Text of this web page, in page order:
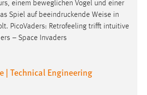
einem beweglichen Vogel und einer
Spiel auf beeindruckende Weise in
PicoVaders: Retrofeeling trifft intuitive
– Space Invaders
| Technical Engineering